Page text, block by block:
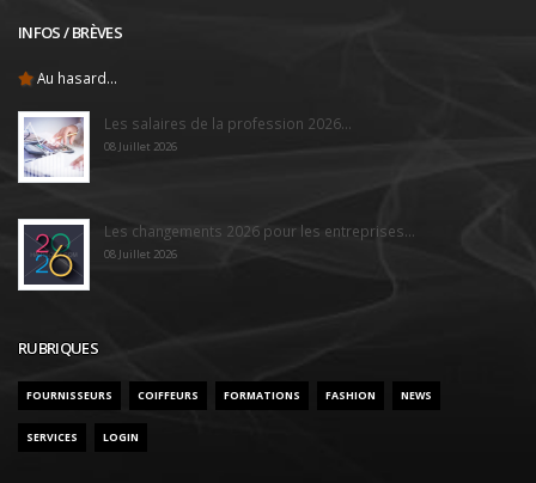
INFOS / BRÈVES
Au hasard...
Les salaires de la profession 2026...
08 Juillet 2026
Les changements 2026 pour les entreprises...
08 Juillet 2026
RUBRIQUES
FOURNISSEURS COIFFEURS FORMATIONS FASHION NEWS
SERVICES LOGIN